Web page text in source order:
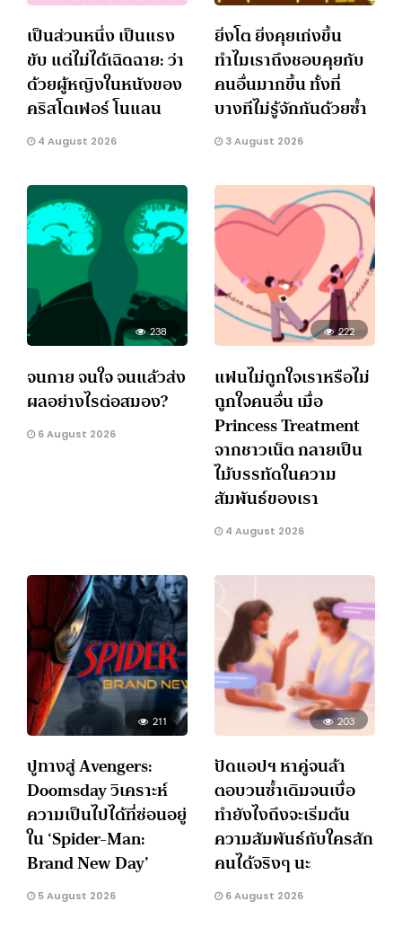
เป็นส่วนหนึ่ง เป็นแรง
ขับ แต่ไม่ได้เฉิดฉาย: ว่า
ด้วยผู้หญิงในหนังของ
คริสโตเฟอร์ โนแลน
4 August 2026
ยิ่งโต ยิ่งคุยเก่งขึ้น
ทำไมเราถึงชอบคุยกับ
คนอื่นมากขึ้น ทั้งที่
บางทีไม่รู้จักกันด้วยซ้ำ
3 August 2026
238
จนกาย จนใจ จนแล้วส่ง
ผลอย่างไรต่อสมอง?
6 August 2026
222
แฟนไม่ถูกใจเราหรือไม่
ถูกใจคนอื่น เมื่อ
Princess Treatment
จากชาวเน็ต กลายเป็น
ไม้บรรทัดในความ
สัมพันธ์ของเรา
4 August 2026
211
ปูทางสู่ Avengers:
Doomsday วิเคราะห์
ความเป็นไปได้ที่ซ่อนอยู่
ใน ‘Spider-Man:
Brand New Day’
5 August 2026
203
ปัดแอปฯ หาคู่จนล้า
ตอบวนซ้ำเดิมจนเบื่อ
ทำยังไงถึงจะเริ่มต้น
ความสัมพันธ์กับใครสัก
คนได้จริงๆ นะ
6 August 2026